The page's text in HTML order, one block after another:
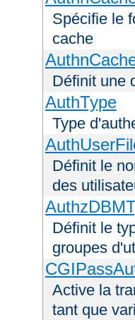
Spécifie le
cache
Définit une
AuthType
Type
Définit le
des
Définit le
groupes
Active la
tant que